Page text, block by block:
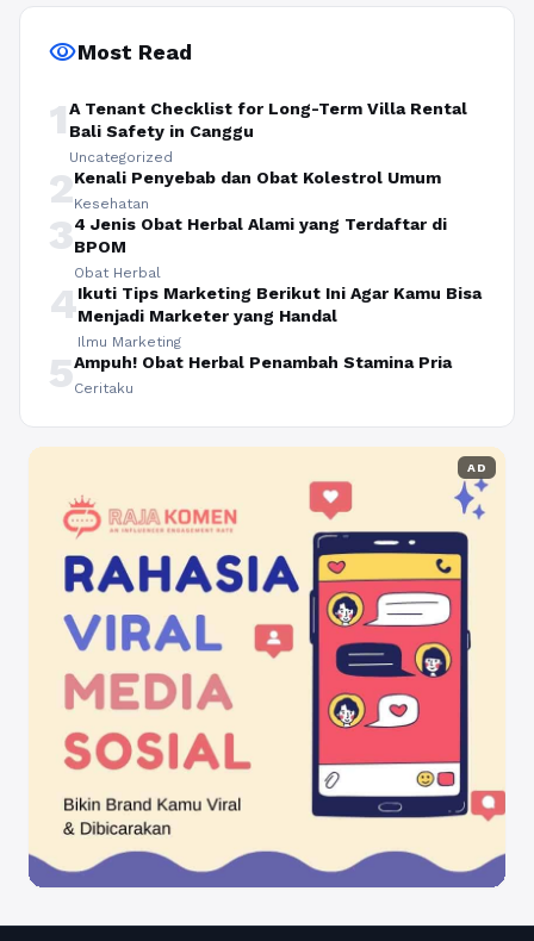
visibilityMost Read
1A Tenant Checklist for Long-Term Villa Rental
Bali Safety in Canggu
Uncategorized
2Kenali Penyebab dan Obat Kolestrol Umum
Kesehatan
34 Jenis Obat Herbal Alami yang Terdaftar di
BPOM
Obat Herbal
4Ikuti Tips Marketing Berikut Ini Agar Kamu Bisa
Menjadi Marketer yang Handal
Ilmu Marketing
5Ampuh! Obat Herbal Penambah Stamina Pria
Ceritaku
AD